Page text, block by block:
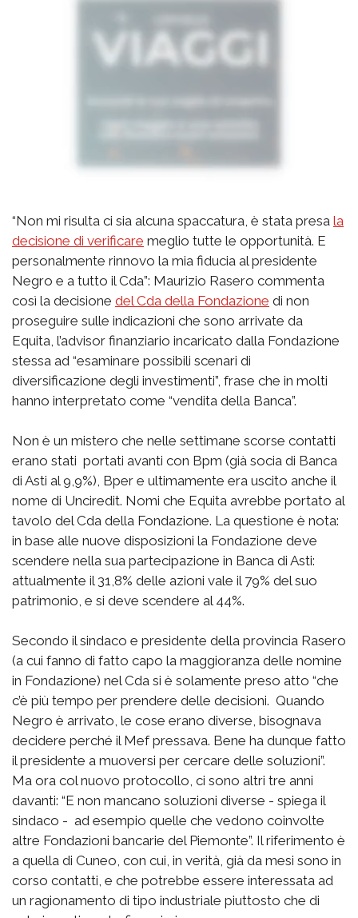
“Non mi risulta ci sia alcuna spaccatura, è stata presa la
decisione di verificare meglio tutte le opportunità. E
personalmente rinnovo la mia fiducia al presidente
Negro e a tutto il Cda”: Maurizio Rasero commenta
così la decisione del Cda della Fondazione di non
proseguire sulle indicazioni che sono arrivate da
Equita, l’advisor finanziario incaricato dalla Fondazione
stessa ad “esaminare possibili scenari di
diversificazione degli investimenti”, frase che in molti
hanno interpretato come “vendita della Banca”.
Non è un mistero che nelle settimane scorse contatti
erano stati portati avanti con Bpm (già socia di Banca
di Asti al 9,9%), Bper e ultimamente era uscito anche il
nome di Unciredit. Nomi che Equita avrebbe portato al
tavolo del Cda della Fondazione. La questione è nota:
in base alle nuove disposizioni la Fondazione deve
scendere nella sua partecipazione in Banca di Asti:
attualmente il 31,8% delle azioni vale il 79% del suo
patrimonio, e si deve scendere al 44%.
Secondo il sindaco e presidente della provincia Rasero
(a cui fanno di fatto capo la maggioranza delle nomine
in Fondazione) nel Cda si è solamente preso atto “che
c’è più tempo per prendere delle decisioni. Quando
Negro è arrivato, le cose erano diverse, bisognava
decidere perché il Mef pressava. Bene ha dunque fatto
il presidente a muoversi per cercare delle soluzioni”.
Ma ora col nuovo protocollo, ci sono altri tre anni
davanti: “E non mancano soluzioni diverse - spiega il
sindaco - ad esempio quelle che vedono coinvolte
altre Fondazioni bancarie del Piemonte”. Il riferimento è
a quella di Cuneo, con cui, in verità, già da mesi sono in
corso contatti, e che potrebbe essere interessata ad
un ragionamento di tipo industriale piuttosto che di